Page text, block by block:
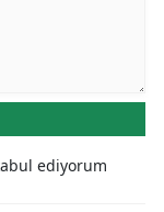
ediyorum